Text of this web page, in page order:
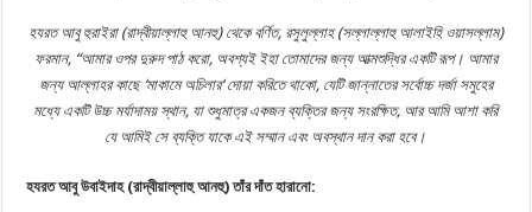
হযরত আবু হুরাইরা (রাদ্বীয়াল্লাহু আনহু) থেকে বৰ্ণিত, রসুলুল্লাহ (সল্লাল্লাহু আলাইহি ওয়াসল্লাম)
ফরমান, “আমার ওপর দুরুদ পাঠ করো, অবশ্যই ইহা তোমাদের জন্য আত্মশুদ্ধির একটি রূপ। আমার
জন্য আল্লাহর কাছে‘মাকামে অচিলার‘ দোয়া করিতে থাকো, যেটি জান্নাতের সর্বোচ্চ দৰ্জা সমুহের
মধ্যেএকটি উচ্মৰ্যাদাময় স্থান, যা শুধুমাত্র একজনব্যক্তির জন্য সংরক্ষিত, আর আমি আশা করি
যে আমিই সে ব্যক্তি যাকে এই সম্মানএবং অবস্থানদান করাহবে।
হযরত আবু উবাইদাহ (রাদ্বীয়াল্লাহু আনহু)তাঁর দাঁত হারানো: